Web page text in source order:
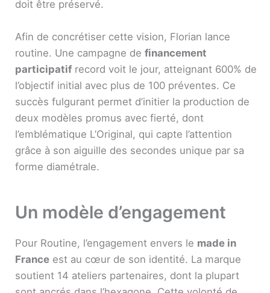
doit être préservé.
Afin de concrétiser cette vision, Florian lance
routine. Une campagne de financement
participatif record voit le jour, atteignant 600% de
l’objectif initial avec plus de 100 préventes. Ce
succès fulgurant permet d’initier la production de
deux modèles promus avec fierté, dont
l’emblématique L’Original, qui capte l’attention
grâce à son aiguille des secondes unique par sa
forme diamétrale.
Un modèle d’engagement
Pour Routine, l’engagement envers le made in
France est au cœur de son identité. La marque
soutient 14 ateliers partenaires, dont la plupart